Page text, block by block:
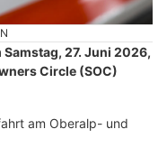
27. Juni 2026,
Circle (SOC)
am Oberalp- und